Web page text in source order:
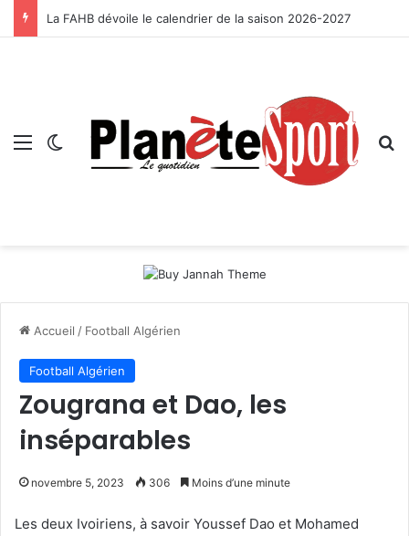
La FAHB dévoile le calendrier de la saison 2026-2027
Menu Switch skin
Accueil / Football Algérien
Football Algérien
Zougrana et Dao, les
inséparables
novembre 5, 2023 306 Moins d’une minute
Les deux Ivoiriens, à savoir Youssef Dao et Mohamed